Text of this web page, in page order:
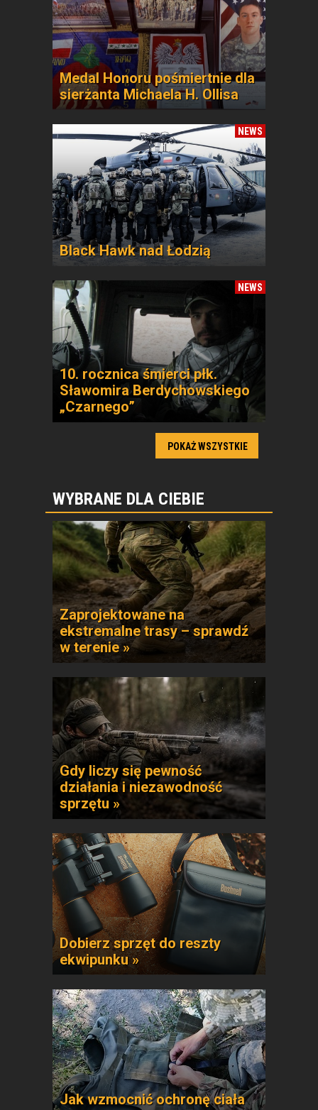
Medal Honoru pośmiertnie dla
sierżanta Michaela H. Ollisa
NEWS
Black Hawk nad Łodzią
NEWS
10. rocznica śmierci płk.
Sławomira Berdychowskiego
„Czarnego”
POKAŻ WSZYSTKIE
WYBRANE DLA CIEBIE
Zaprojektowane na
ekstremalne trasy – sprawdź
w terenie »
Gdy liczy się pewność
działania i niezawodność
sprzętu »
Dobierz sprzęt do reszty
ekwipunku »
Jak wzmocnić ochronę ciała